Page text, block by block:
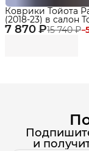
7 870 ₽15 740 ₽−
Коврики Тойота
(2018-23) в салон
(XA50) АКПП с
бортиками, эва,
и